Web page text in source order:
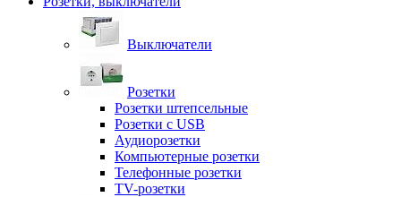
Выключатели
Розетки
Розетки штепсельные
Розетки с USB
Аудиорозетки
Компьютерные розетки
Телефонные розетки
TV-розетки